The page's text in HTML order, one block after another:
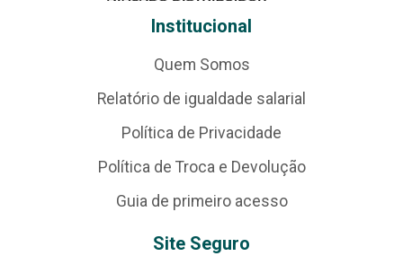
Institucional
Quem Somos
Relatório de igualdade salarial
Política de Privacidade
Política de Troca e Devolução
Guia de primeiro acesso
Site Seguro